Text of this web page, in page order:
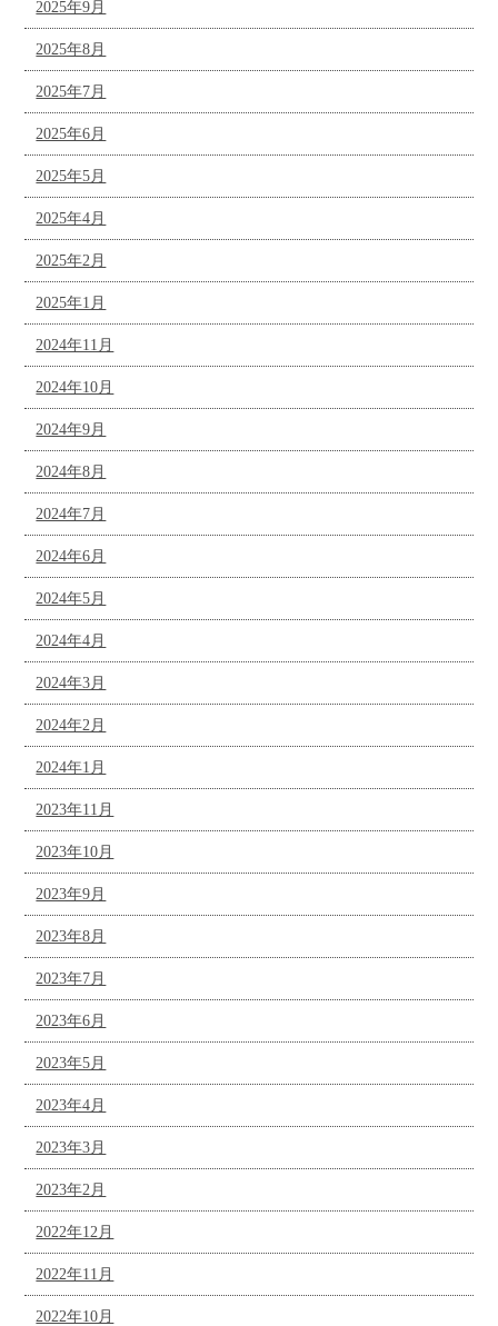
2025年9月
2025年8月
2025年7月
2025年6月
2025年5月
2025年4月
2025年2月
2025年1月
2024年11月
2024年10月
2024年9月
2024年8月
2024年7月
2024年6月
2024年5月
2024年4月
2024年3月
2024年2月
2024年1月
2023年11月
2023年10月
2023年9月
2023年8月
2023年7月
2023年6月
2023年5月
2023年4月
2023年3月
2023年2月
2022年12月
2022年11月
2022年10月